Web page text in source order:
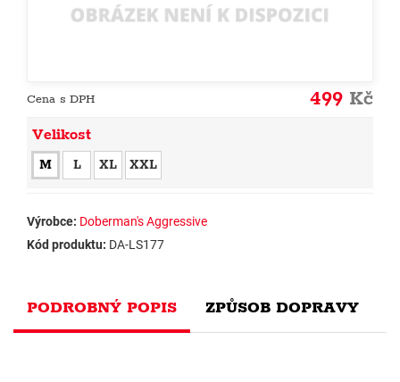
Cena s DPH 499 Kč
Velikost
M L XL XXL
Výrobce: Doberman's Aggressive
Kód produktu: DA-LS177
PODROBNÝ POPIS ZPŮSOB DOPRAVY